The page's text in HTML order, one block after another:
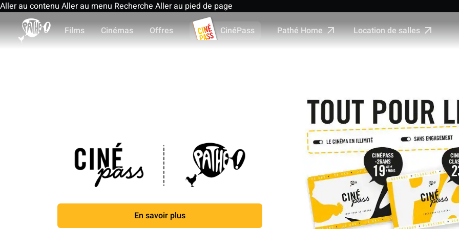
Aller au contenu Aller au menu Recherche Aller au pied de page
Films
Cinémas Offres CinéPass Pathé Home Location de salles
En savoir plus